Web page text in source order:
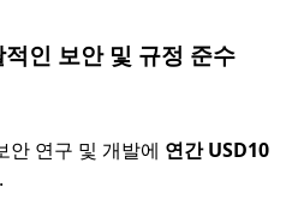
인 보안 및 규정 준수
연구 및 개발에 연간 USD10